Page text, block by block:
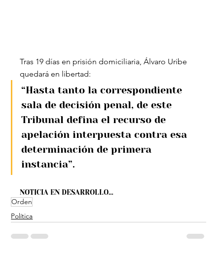
Tras 19 días en prisión domiciliaria, Álvaro Uribe
quedará en libertad:
“Hasta tanto la correspondiente
sala de decisión penal, de este
Tribunal defina el recurso de
apelación interpuesta contra esa
determinación de primera
instancia”.
NOTICIA EN DESARROLLO…
Orden
Política